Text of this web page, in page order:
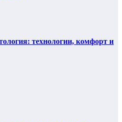
технологии, комфорт и